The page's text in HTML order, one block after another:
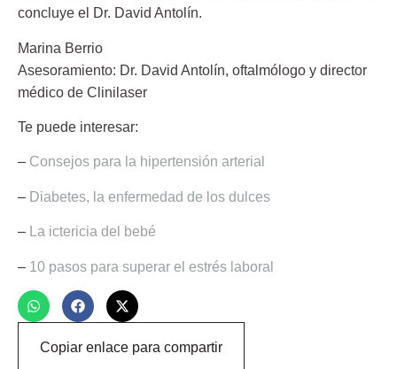
concluye el Dr. David Antolín.
Marina Berrio
Asesoramiento: Dr. David Antolín, oftalmólogo y director
médico de Clinilaser
Te puede interesar:
– Consejos para la hipertensión arterial
– Diabetes, la enfermedad de los dulces
– La ictericia del bebé
– 10 pasos para superar el estrés laboral
Copiar enlace para compartir